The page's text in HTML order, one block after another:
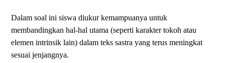
Dalam soal ini siswa diukur kemampuanya untuk
membandingkan hal-hal utama (seperti karakter tokoh atau
elemen intrinsik lain) dalam teks sastra yang terus meningkat
sesuai jenjangnya.